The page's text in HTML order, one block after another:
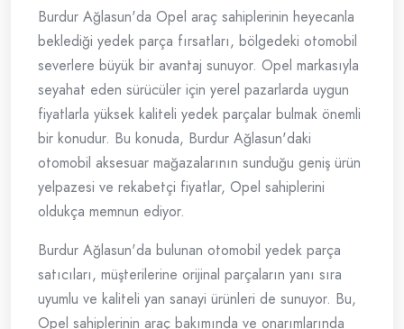
Burdur Ağlasun'da Opel araç sahiplerinin heyecanla
beklediği yedek parça fırsatları, bölgedeki otomobil
severlere büyük bir avantaj sunuyor. Opel markasıyla
seyahat eden sürücüler için yerel pazarlarda uygun
fiyatlarla yüksek kaliteli yedek parçalar bulmak önemli
bir konudur. Bu konuda, Burdur Ağlasun'daki
otomobil aksesuar mağazalarının sunduğu geniş ürün
yelpazesi ve rekabetçi fiyatlar, Opel sahiplerini
oldukça memnun ediyor.
Burdur Ağlasun'da bulunan otomobil yedek parça
satıcıları, müşterilerine orijinal parçaların yanı sıra
uyumlu ve kaliteli yan sanayi ürünleri de sunuyor. Bu,
Opel sahiplerinin araç bakımında ve onarımlarında